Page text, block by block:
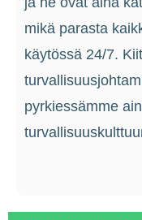
mikä parasta
käytössä 24/7.
pyrkiessämme